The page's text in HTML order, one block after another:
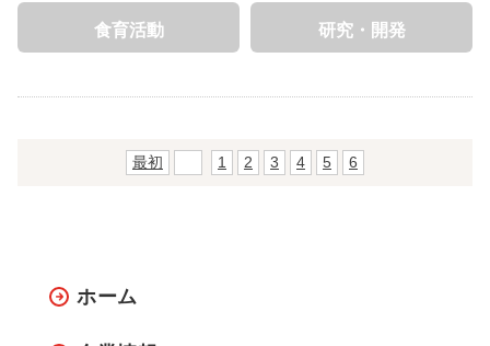
食育活動 研究・開発
最初 1 2 3 4 5 6
ホーム